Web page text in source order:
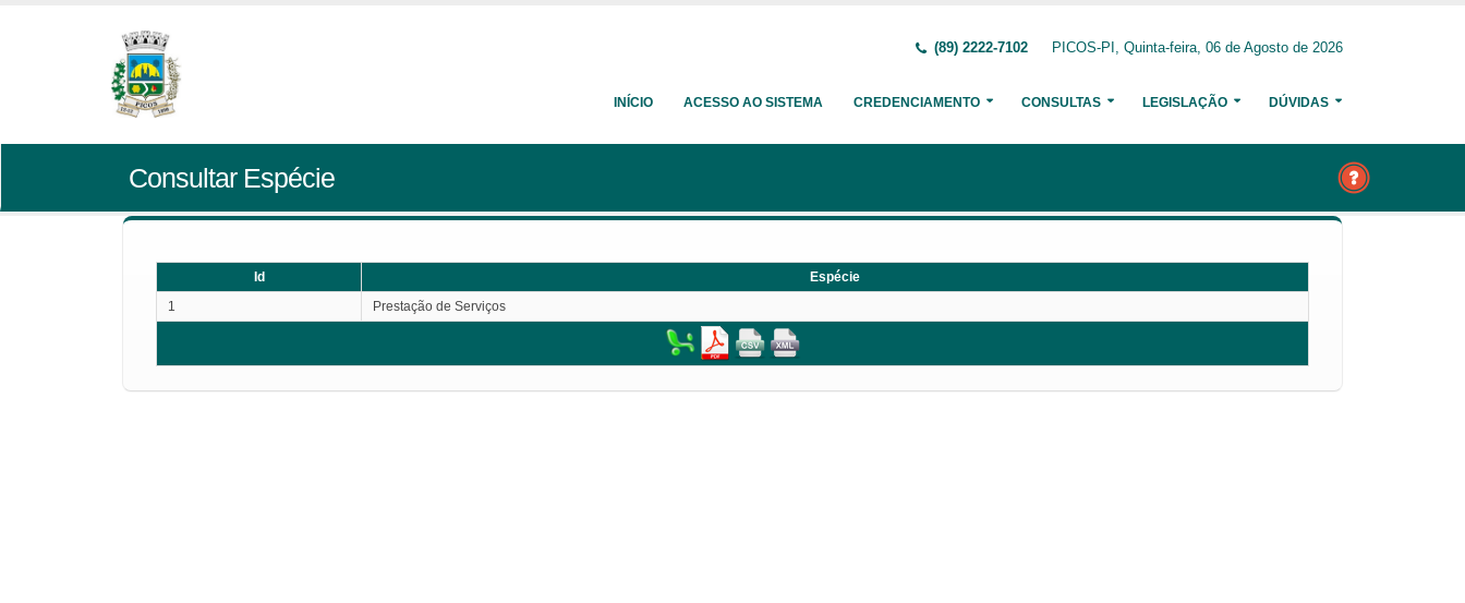
(89) 2222-7102 PICOS-PI, Quinta-feira, 06 de Agosto de 2026
INÍCIO ACESSO AO SISTEMA CREDENCIAMENTO CONSULTAS LEGISLAÇÃO DÚVIDAS
Consultar Espécie
Id
Espécie
1
Prestação de Serviços